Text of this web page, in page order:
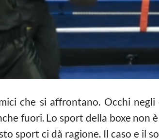
che si affrontano. Occhi
fuori. Lo sport della boxe non
sport ci dà ragione. Il caso e il